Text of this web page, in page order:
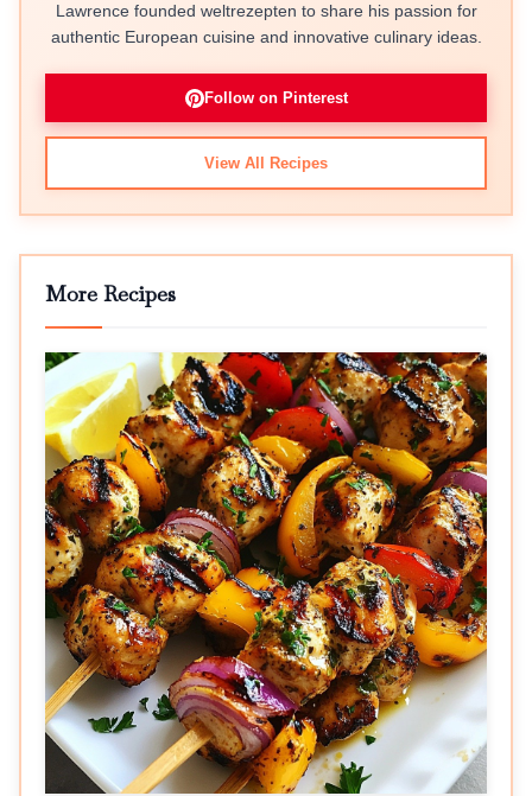
Lawrence founded weltrezepten to share his passion for
authentic European cuisine and innovative culinary ideas.
Follow on Pinterest
View All Recipes
More Recipes